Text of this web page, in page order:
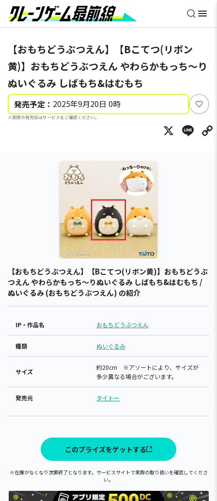
【おもちどうぶつえん】【Bこてつ(リボン
黄)】おもちどうぶつえん やわらかもっち～り
ぬいぐるみ しばもち&はむもち
発売予定： 2025年9月20日 0時
※実際の発売日はサービスをご確認ください。
い
ね
X
【おもちどうぶつえん】【Bこてつ(リボン黄)】おもちどうぶ
つえん やわらかもっち～りぬいぐるみ しばもち&はむもち /
ぬいぐるみ (おもちどうぶつえん) の紹介
IP・作品名 おもちどうぶつえん
種類 ぬいぐるみ
サイズ
約20cm ※アソートにより、サイズが
多少異なる場合がございます。
発売元 タイトー
このプライズをゲットする
※在庫がなくなり次第終了となります。サービスサイトで実際の取り扱いを確認してくださ
い。